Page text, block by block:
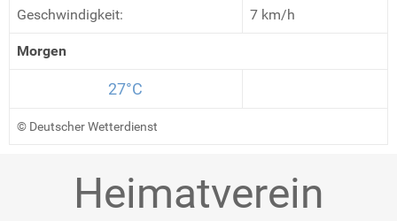
Geschwindigkeit: 7 km/h
Morgen
27°C
© Deutscher Wetterdienst
Heimatverein